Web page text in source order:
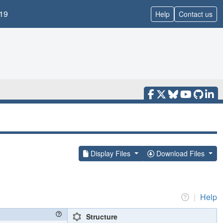
Help Contact us
Display Files Download Files
| Help
Structure